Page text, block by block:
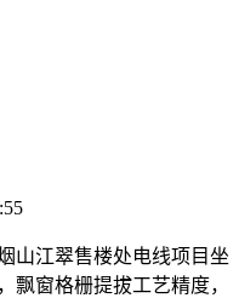
江翠售楼处电线项目坐
飘窗格栅提拔工艺精度，